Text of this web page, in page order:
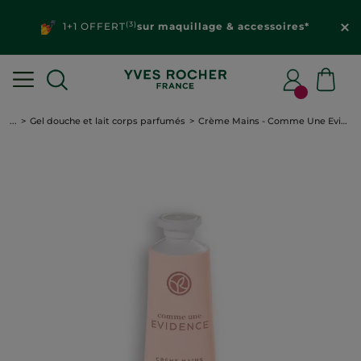
1+1 OFFERT(3)sur maquillage & accessoires*
... Gel douche et lait corps parfumés Crème Mains - Comme Une Evidence